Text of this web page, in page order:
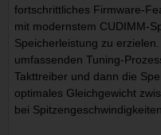
fortschrittliches Firmware-
mit modernstem CUDIMM-
Speicherleistung zu
umfassenden Tuning-
Takttreiber und dann die
optimales Gleichgewicht
bei